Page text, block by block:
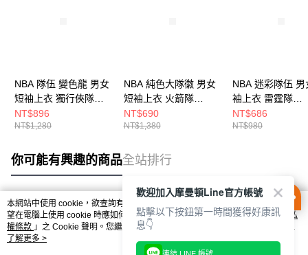
NBA 隊伍 變色龍 男女
短袖上衣 獨行俠隊
3625103620
NT$896
NT$1,280
NBA 純色大隊徽 男女
短袖上衣 火箭隊
3625113420
NT$690
NT$1,380
NBA 迷彩隊伍 男
袖上衣 雷霆隊
3625103431
NT$686
NT$980
你可能有興趣的商品全站排行
熱門標籤
本網站中使用 cookie，欲查詢有關本網站使用 cookie 方式之詳情，及若您不希
望在電腦上使用 cookie 時應如何變更電腦的 cookie 設定，請參閱本網站「
隱私
權條款 」之 Cookie 聲明。您繼續使用本網站即表示您同意本公司得按本網站使
用條款之 Cookie 聲明使用 cookie。
了解更多 >
歡迎加入摩曼頓Line官方帳號
點擊以下按鈕第一時間獲得好康訊
息👇
連結 LINE 帳號